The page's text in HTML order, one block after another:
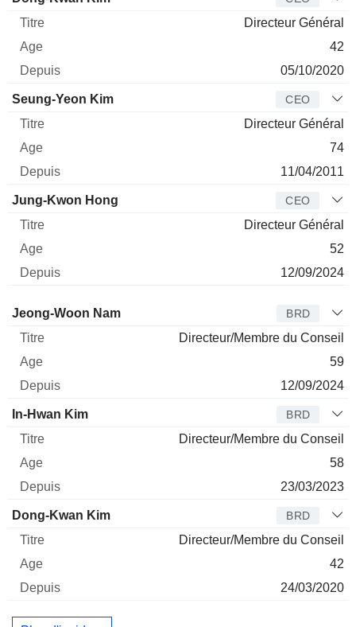
Directeur Général
42
05/10/2020
Seung-Yeon Kim CEO
Directeur Général
74
11/04/2011
Jung-Kwon Hong CEO
Directeur Général
52
12/09/2024
Administrateur Titre
Jeong-Woon Nam BRD
Directeur/Membre du Conseil
59
12/09/2024
In-Hwan Kim BRD
Directeur/Membre du Conseil
58
23/03/2023
Dong-Kwan Kim BRD
Directeur/Membre du Conseil
42
24/03/2020